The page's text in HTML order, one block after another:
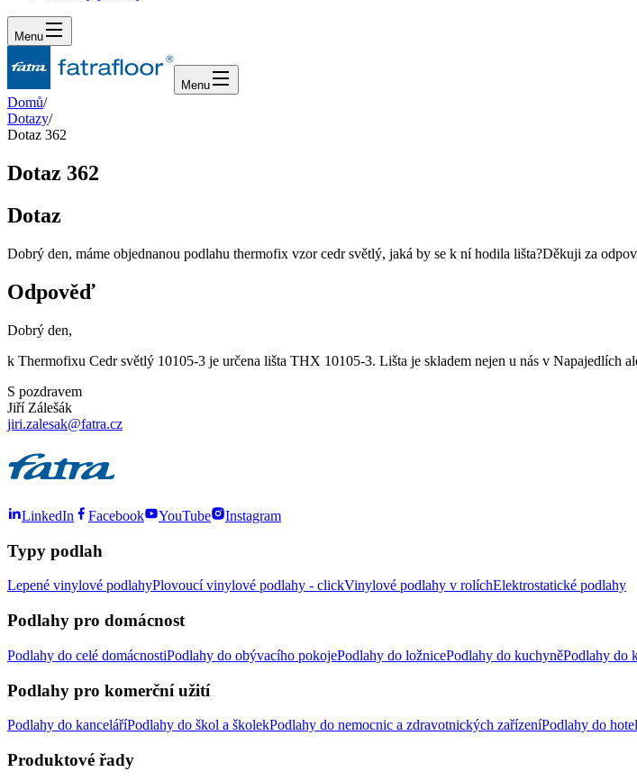
Menu
Menu
Domů/
Dotazy/
Dotaz 362
Dotaz 362
Dotaz
Dobrý den, máme objednanou podlahu thermofix vzor cedr světlý, jaká by se k ní hodila lišta?Děkuji za
Odpověď
Dobrý den,
k Thermofixu Cedr světlý 10105-3 je určena lišta THX 10105-3. Lišta je skladem nejen u nás v Napajedlích
S pozdravem
Jiří Zálešák
jiri.zalesak@fatra.cz
LinkedIn Facebook YouTube Instagram
Typy podlah
Lepené vinylové podlahyPlovoucí vinylové podlahy - clickVinylové podlahy v rolíchElektrostatické podlahy
Podlahy pro domácnost
Podlahy do celé domácnostiPodlahy do obývacího pokojePodlahy do ložnicePodlahy do kuchyněPodlahy do
Podlahy pro komerční užití
Podlahy do kanceláříPodlahy do škol a školekPodlahy do nemocnic a zdravotnických zařízeníPodlahy do
Produktové řady